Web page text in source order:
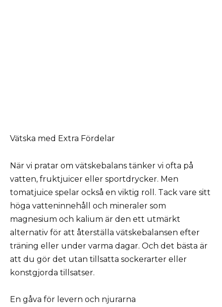
Vätska med Extra Fördelar
När vi pratar om vätskebalans tänker vi ofta på
vatten, fruktjuicer eller sportdrycker. Men
tomatjuice spelar också en viktig roll. Tack vare sitt
höga vatteninnehåll och mineraler som
magnesium och kalium är den ett utmärkt
alternativ för att återställa vätskebalansen efter
träning eller under varma dagar. Och det bästa är
att du gör det utan tillsatta sockerarter eller
konstgjorda tillsatser.
En gåva för levern och njurarna